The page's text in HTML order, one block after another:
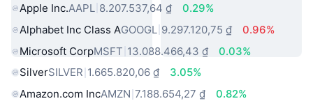
Apple Inc.AAPL 8.207.537,64 ₫
0.29%
Alphabet Inc Class AGOOGL 9.297.120,75 ₫
0.96%
Microsoft CorpMSFT 13.088.466,43 ₫
0.03%
SilverSILVER 1.665.820,06 ₫
3.05%
Amazon.com IncAMZN 7.188.654,27 ₫
0.82%